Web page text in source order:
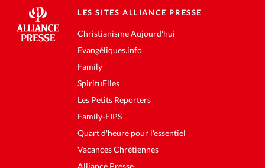
LES SITES ALLIANCE PRESSE
Christianisme Aujourd'hui
Evangéliques.info
Family
SpirituElles
Les Petits Reporters
Family-FIPS
Quart d'heure pour l'essentiel
Vacances Chrétiennes
Alliance Presse